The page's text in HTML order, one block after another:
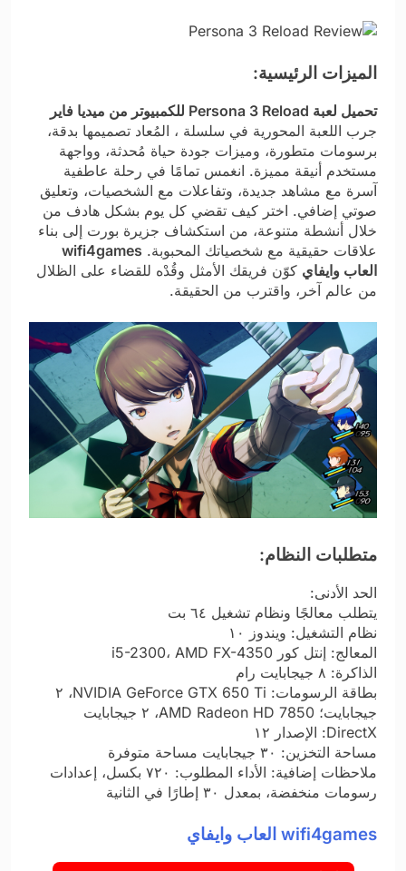
الميزات الرئيسية:
تحميل لعبة Persona 3 Reload للكمبيوتر من ميديا فاير
جرب اللعبة المحورية في سلسلة ، المُعاد تصميمها بدقة،
برسومات متطورة، وميزات جودة حياة مُحدثة، وواجهة
مستخدم أنيقة مميزة. انغمس تمامًا في رحلة عاطفية
آسرة مع مشاهد جديدة، وتفاعلات مع الشخصيات، وتعليق
صوتي إضافي. اختر كيف تقضي كل يوم بشكل هادف من
خلال أنشطة متنوعة، من استكشاف جزيرة بورت إلى بناء
علاقات حقيقية مع شخصياتك المحبوبة. wifi4games
العاب وايفاي كوّن فريقك الأمثل وقُدْه للقضاء على الظلال
من عالم آخر، واقترب من الحقيقة.
متطلبات النظام:
الحد الأدنى:
يتطلب معالجًا ونظام تشغيل ٦٤ بت
نظام التشغيل: ويندوز ١٠
المعالج: إنتل كور i5-2300، AMD FX-4350
الذاكرة: ٨ جيجابايت رام
بطاقة الرسومات: NVIDIA GeForce GTX 650 Ti، ٢
جيجابايت؛ AMD Radeon HD 7850، ٢ جيجابايت
DirectX: الإصدار ١٢
مساحة التخزين: ٣٠ جيجابايت مساحة متوفرة
ملاحظات إضافية: الأداء المطلوب: ٧٢٠ بكسل، إعدادات
رسومات منخفضة، بمعدل ٣٠ إطارًا في الثانية
wifi4games العاب وايفاي